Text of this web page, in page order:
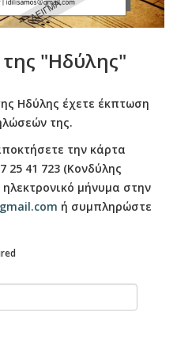
"Ηδύλης"
Ηδύλης έχετε έκπτωση
της.
την κάρτα
25 41 723 (Κονδύλης
μήνυμα στην
ή συμπληρώστε